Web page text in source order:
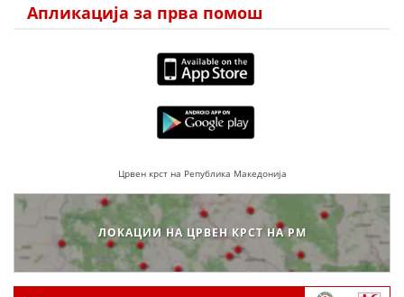
Апликација за прва помош
Црвен крст на Република Македонија
ЛОКАЦИИ НА ЦРВЕН КРСТ НА РМ